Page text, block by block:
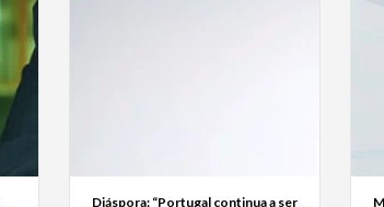
Diáspora: “Portugal continua a ser